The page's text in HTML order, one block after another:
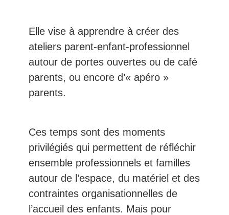
Elle vise à apprendre à créer des
ateliers parent-enfant-professionnel
autour de portes ouvertes ou de café
parents, ou encore d’« apéro »
parents.
Ces temps sont des moments
privilégiés qui permettent de réfléchir
ensemble professionnels et familles
autour de l’espace, du matériel et des
contraintes organisationnelles de
l’accueil des enfants. Mais pour